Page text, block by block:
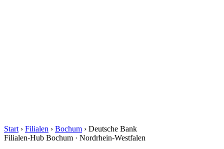
Start › Filialen › Bochum › Deutsche Bank
Filialen-Hub Bochum · Nordrhein-Westfalen